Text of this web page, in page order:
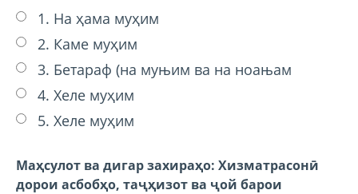
1. На ҳама муҳим
2. Каме муҳим
3. Бетараф (на муњим ва на ноањам
4. Хеле муҳим
5. Хеле муҳим
Маҳсулот ва дигар захираҳо: Хизматрасонӣ
дорои асбобҳо, таҷҳизот ва ҷой барои